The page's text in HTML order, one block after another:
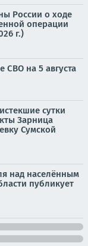
России о ходе
операции
г.)
СВО на 5 августа
сутки
Зарница
Сумской
над населённым
публикует